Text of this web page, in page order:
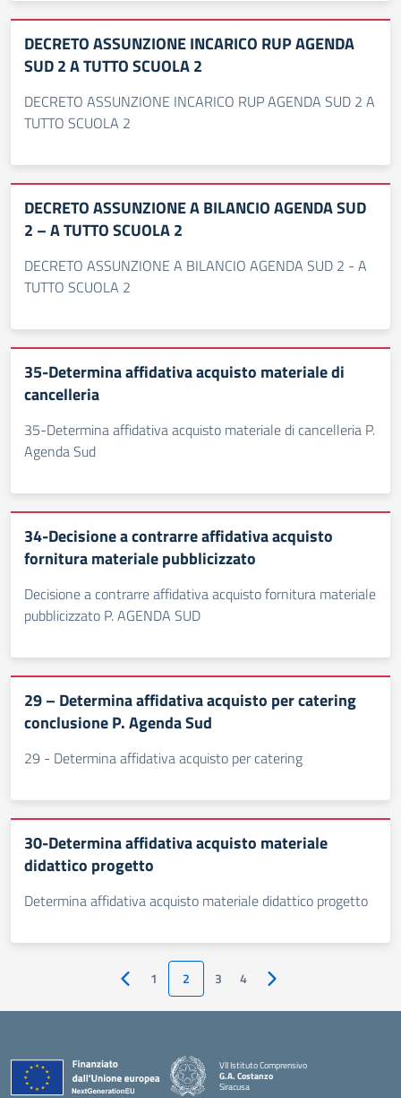
DECRETO ASSUNZIONE INCARICO RUP AGENDA
SUD 2 A TUTTO SCUOLA 2
DECRETO ASSUNZIONE INCARICO RUP AGENDA SUD 2 A
TUTTO SCUOLA 2
DECRETO ASSUNZIONE A BILANCIO AGENDA SUD
2 – A TUTTO SCUOLA 2
DECRETO ASSUNZIONE A BILANCIO AGENDA SUD 2 - A
TUTTO SCUOLA 2
35-Determina affidativa acquisto materiale di
cancelleria
35-Determina affidativa acquisto materiale di cancelleria P.
Agenda Sud
34-Decisione a contrarre affidativa acquisto
fornitura materiale pubblicizzato
Decisione a contrarre affidativa acquisto fornitura materiale
pubblicizzato P. AGENDA SUD
29 – Determina affidativa acquisto per catering
conclusione P. Agenda Sud
29 - Determina affidativa acquisto per catering
30-Determina affidativa acquisto materiale
didattico progetto
Determina affidativa acquisto materiale didattico progetto
Pagina precedente
1 2 3 4 Pagina successiva
VII Istituto Comprensivo
G.A. Costanzo
Siracusa